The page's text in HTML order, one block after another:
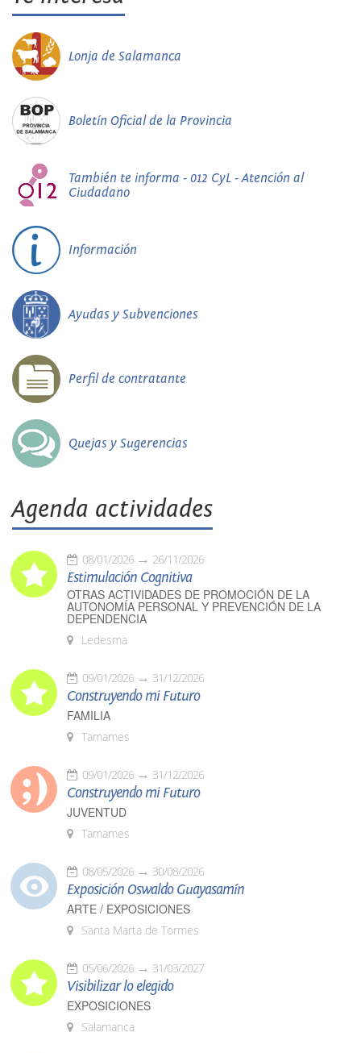
Lonja de Salamanca
Boletín Oficial de la Provincia
También te informa - 012 CyL - Atención al
Ciudadano
Información
Ayudas y Subvenciones
Perfil de contratante
Quejas y Sugerencias
Agenda actividades
08/01/2026 26/11/2026
Estimulación Cognitiva
OTRAS ACTIVIDADES DE PROMOCIÓN DE LA
AUTONOMÍA PERSONAL Y PREVENCIÓN DE LA
DEPENDENCIA
Ledesma
09/01/2026 31/12/2026
Construyendo mi Futuro
FAMILIA
Tamames
09/01/2026 31/12/2026
Construyendo mi Futuro
JUVENTUD
Tamames
08/05/2026 30/08/2026
Exposición Oswaldo Guayasamín
ARTE / EXPOSICIONES
Santa Marta de Tormes
05/06/2026 31/03/2027
Visibilizar lo elegido
EXPOSICIONES
Salamanca